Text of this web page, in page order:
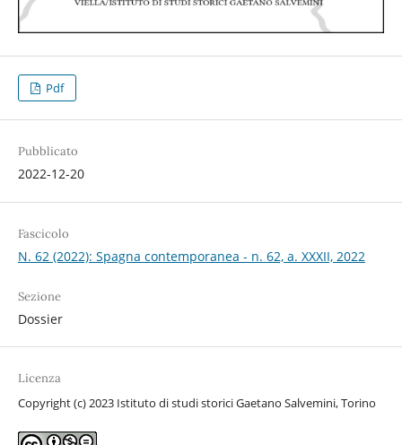
Pdf
Pubblicato
2022-12-20
Fascicolo
N. 62 (2022): Spagna contemporanea - n. 62, a. XXXII, 2022
Sezione
Dossier
Licenza
Copyright (c) 2023 Istituto di studi storici Gaetano Salvemini, Torino